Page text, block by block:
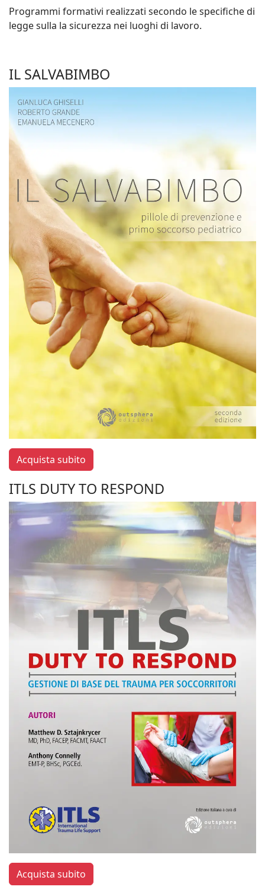
Programmi formativi realizzati secondo le specifiche di
legge sulla la sicurezza nei luoghi di lavoro.
IL SALVABIMBO
Acquista subito
ITLS DUTY TO RESPOND
Acquista subito